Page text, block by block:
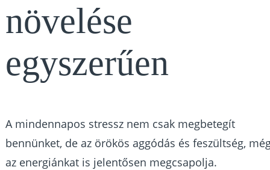
növelése
egyszerűen
A mindennapos stressz nem csak megbetegít
bennünket, de az örökös aggódás és feszültség,
az energiánkat is jelentősen megcsapolja.